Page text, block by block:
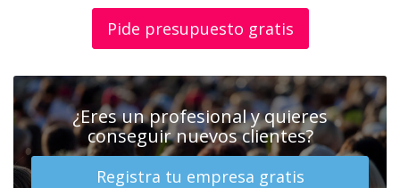
Pide presupuesto gratis
¿Eres un profesional y quieres
conseguir nuevos clientes?
Registra tu empresa gratis